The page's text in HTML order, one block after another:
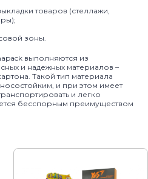
товаров (стеллажи,
зоны.
выполняются из
и надежных материалов –
Такой тип материала
и при этом имеет
и легко
бесспорным преимуществом